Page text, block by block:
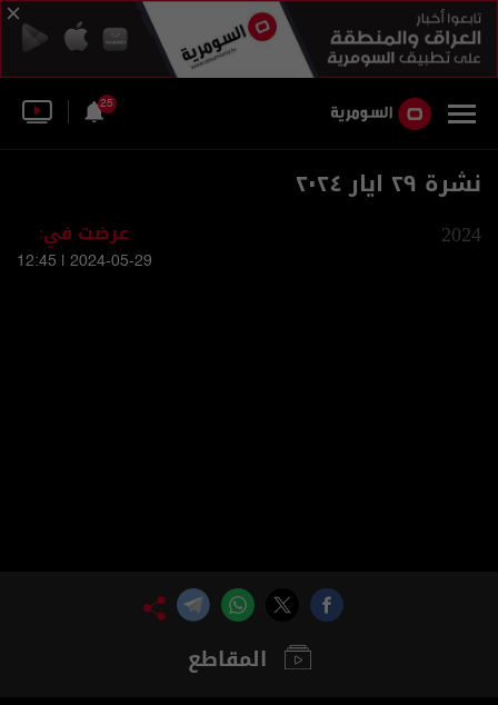
25
نشرة ٢٩ ايار ٢٠٢٤
2024 عرضت في:
2024-05-29 | 12:45
المقاطع